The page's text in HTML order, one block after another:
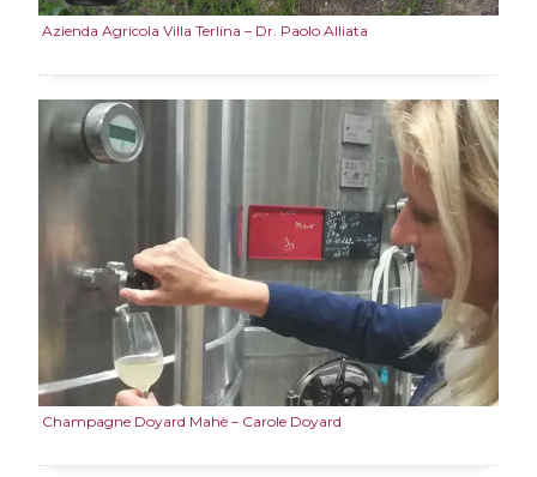
Azienda Agricola Villa Terlina – Dr. Paolo Alliata
Champagne Doyard Mahè – Carole Doyard